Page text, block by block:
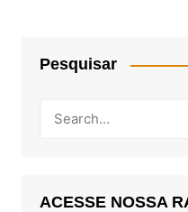
Pesquisar
ACESSE NOSSA